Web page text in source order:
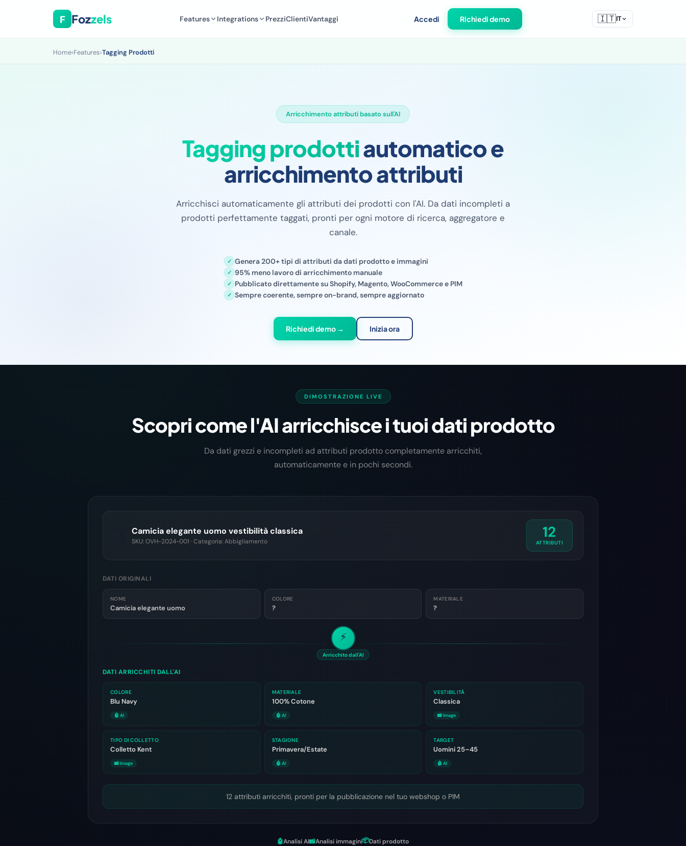
F Fozzels Features Integrations PrezziClientiVantaggi Accedi Richiedi demo 🇮🇹IT
Home›Features›Tagging Prodotti
Arricchimento attributi basato sull'AI
Tagging prodottiautomatico e
arricchimento attributi
Arricchisci automaticamente gli attributi dei prodotti con l'AI. Da dati incompleti a
prodotti perfettamente taggati, pronti per ogni motore di ricerca, aggregatore e
canale.
Genera 200+ tipi di attributi da dati prodotto e immagini
95% meno lavoro di arricchimento manuale
Pubblicato direttamente su Shopify, Magento, WooCommerce e PIM
Sempre coerente, sempre on-brand, sempre aggiornato
Richiedi demo → Inizia ora
DIMOSTRAZIONE LIVE
Scopri come l'AI arricchisce i tuoi dati prodotto
Da dati grezzi e incompleti ad attributi prodotto completamente arricchiti,
automaticamente e in pochi secondi.
Camicia elegante uomo vestibilità classica
SKU: OVH-2024-001 · Categoria: Abbigliamento 12
ATTRIBUTI
DATI ORIGINALI
NOME
Camicia elegante uomo
COLORE
?
MATERIALE
?
⚡
Arricchito dall'AI
DATI ARRICCHITI DALL'AI
COLORE
Blu Navy
🤖 AI
MATERIALE
100% Cotone
🤖 AI
VESTIBILITÀ
Classica
📸 Image
TIPO DI COLLETTO
Colletto Kent
📸 Image
STAGIONE
Primavera/Estate
🤖 AI
TARGET
Uomini 25–45
🤖 AI
12 attributi arricchiti, pronti per la pubblicazione nel tuo webshop o PIM
🤖Analisi AI📸Analisi immagini📦Dati prodotto